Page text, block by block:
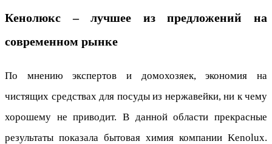
Кенолюкс – лучшее из предложений на
современном рынке
По мнению экспертов и домохозяек, экономия на
чистящих средствах для посуды из нержавейки, ни к чему
хорошему не приводит. В данной области прекрасные
результаты показала бытовая химия компании Kenolux.